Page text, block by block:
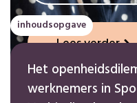
Lees verder
inhoudsopgave
Het
werknemers in